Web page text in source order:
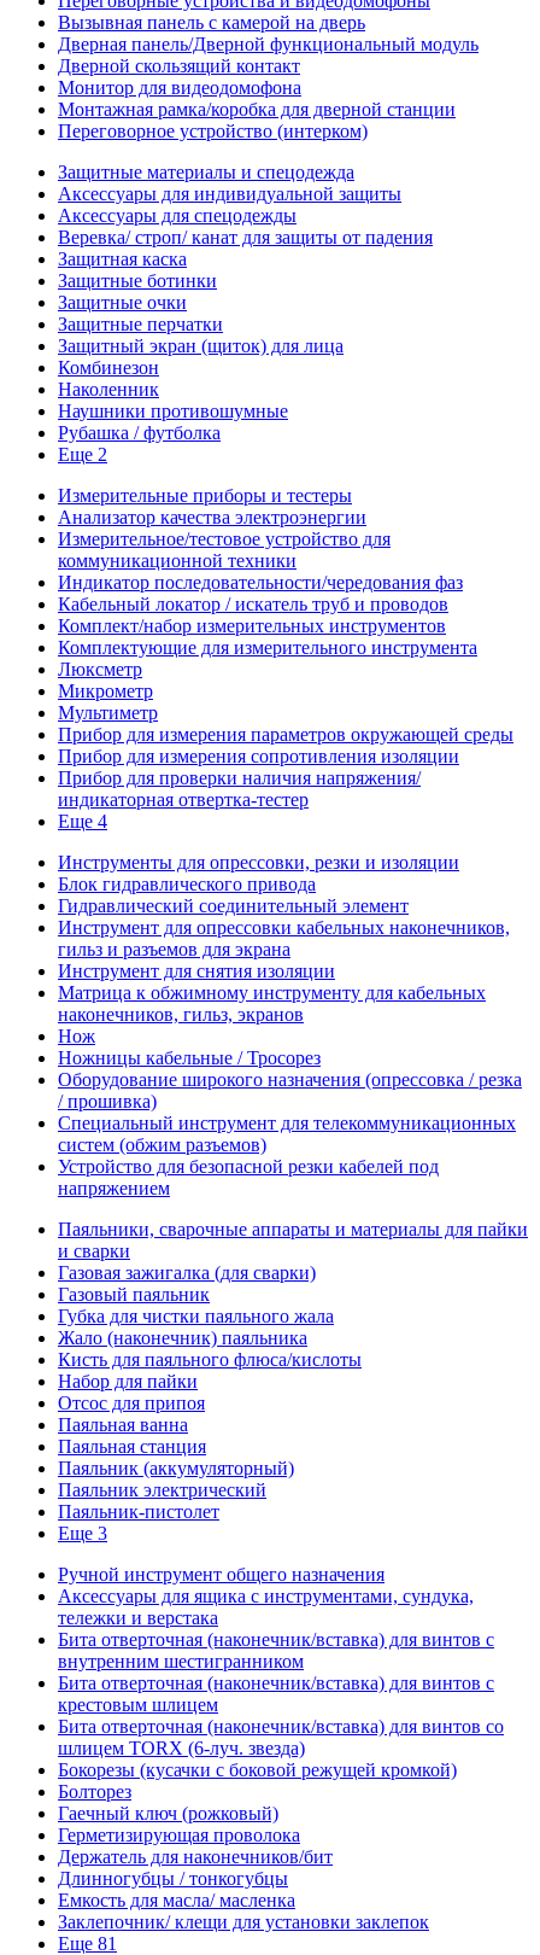
Вызывная панель с камерой на дверь
Дверная панель/Дверной функциональный модуль
Дверной скользящий контакт
Монитор для видеодомофона
Монтажная рамка/коробка для дверной станции
Переговорное устройство (интерком)
Защитные материалы и спецодежда
Аксессуары для индивидуальной защиты
Аксессуары для спецодежды
Веревка/ строп/ канат для защиты от падения
Защитная каска
Защитные ботинки
Защитные очки
Защитные перчатки
Защитный экран (щиток) для лица
Комбинезон
Наколенник
Наушники противошумные
Рубашка / футболка
Еще 2
Измерительные приборы и тестеры
Анализатор качества электроэнергии
Измерительное/тестовое устройство для
коммуникационной техники
Индикатор последовательности/чередования фаз
Кабельный локатор / искатель труб и проводов
Комплект/набор измерительных инструментов
Комплектующие для измерительного инструмента
Люксметр
Микрометр
Мультиметр
Прибор для измерения параметров окружающей среды
Прибор для измерения сопротивления изоляции
Прибор для проверки наличия напряжения/
индикаторная отвертка-тестер
Еще 4
Инструменты для опрессовки, резки и изоляции
Блок гидравлического привода
Гидравлический соединительный элемент
Инструмент для опрессовки кабельных наконечников,
гильз и разъемов для экрана
Инструмент для снятия изоляции
Матрица к обжимному инструменту для кабельных
наконечников, гильз, экранов
Нож
Ножницы кабельные / Тросорез
Оборудование широкого назначения (опрессовка / резка
/ прошивка)
Специальный инструмент для телекоммуникационных
систем (обжим разъемов)
Устройство для безопасной резки кабелей под
напряжением
Паяльники, сварочные аппараты и материалы для пайки
и сварки
Газовая зажигалка (для сварки)
Газовый паяльник
Губка для чистки паяльного жала
Жало (наконечник) паяльника
Кисть для паяльного флюса/кислоты
Набор для пайки
Отсос для припоя
Паяльная ванна
Паяльная станция
Паяльник (аккумуляторный)
Паяльник электрический
Паяльник-пистолет
Еще 3
Ручной инструмент общего назначения
Аксессуары для ящика с инструментами, сундука,
тележки и верстака
Бита отверточная (наконечник/вставка) для винтов с
внутренним шестигранником
Бита отверточная (наконечник/вставка) для винтов с
крестовым шлицем
Бита отверточная (наконечник/вставка) для винтов со
шлицем TORX (6-луч. звезда)
Бокорезы (кусачки с боковой режущей кромкой)
Болторез
Гаечный ключ (рожковый)
Герметизирующая проволока
Держатель для наконечников/бит
Длинногубцы / тонкогубцы
Емкость для масла/ масленка
Заклепочник/ клещи для установки заклепок
Еще 81